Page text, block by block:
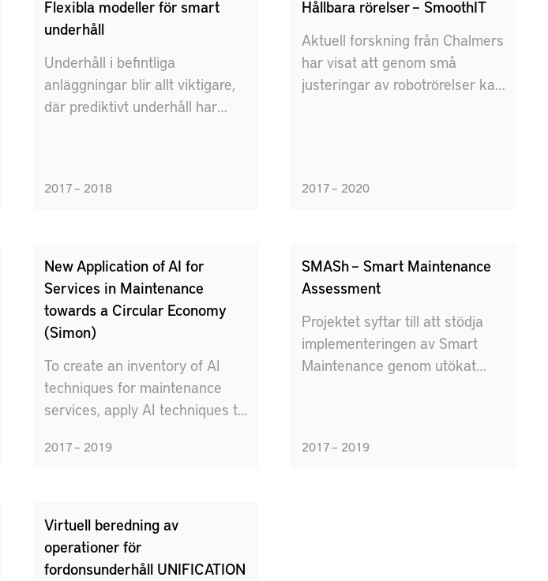
Flexibla modeller för smart
underhåll
Underhåll i befintliga
anläggningar blir allt viktigare,
där prediktivt underhåll har
beslutsstöd är aktiviteter som
Inom detta projekt har olika
typer av digitala tvillingar
utformats och utvärderats.
Specifikt har nya prediktiva
industriella fallstudier. De två
fallstudierna är en
värmeväxlare på SSAB och en
2017 – 2018
Hållbara rörelser – SmoothIT
Aktuell forskning från Chalmers
har visat att genom små
justeringar av robotrörelser kan
2017 – 2020
New Application of AI for
Services in Maintenance
towards a Circular Economy
(Simon)
To create an inventory of AI
techniques for maintenance
services, apply AI techniques to
evaluate their economic and
2017 – 2019
SMASh – Smart Maintenance
Assessment
Projektet syftar till att stödja
implementeringen av Smart
Maintenance genom utökat
2017 – 2019
Virtuell beredning av
operationer för
fordonsunderhåll UNIFICATION